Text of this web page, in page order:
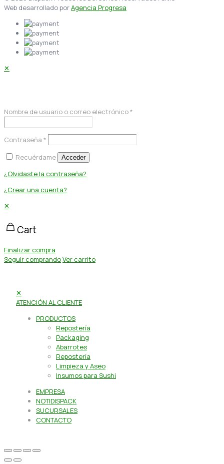
Web desarrollado porAgencia Progresa
✕
Nombre de usuario o correo electrónico*
Contraseña *
Recuérdame
Acceder
¿Olvidaste la contraseña?
¿Crear una cuenta?
✕
Cart
Finalizar compra
Seguir comprandoVer carrito
✕
ATENCIÓN AL CLIENTE
PRODUCTOS
Repostería
Packaging
Abarrotes
Repostería
Limpieza y Aseo
Insumos para Sushi
EMPRESA
NOTIDISPACK
SUCURSALES
CONTACTO